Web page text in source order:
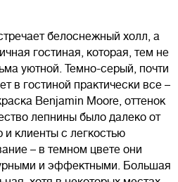
белоснежный холл, а
гостиная, которая, тем не
уютной. Темно-серый, почти
в гостиной практически все –
Benjamin Moore, оттенок
лепнины было далеко от
клиенты с легкостью
– в темном цвете они
и эффектными. Большая